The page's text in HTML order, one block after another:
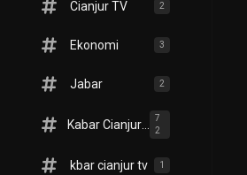
Cianjur TV 2
Ekonomi 3
Jabar 2
Kabar Cianjur TV
7
2
kbar cianjur tv 1